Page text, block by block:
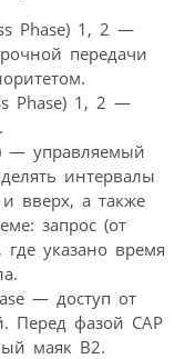
Phase) 1, 2 —
передачи
Phase) 1, 2 —
— управляемый
интервалы
вверх, а также
запрос (от
где указано время
— доступ от
Перед фазой САР
маяк В2.